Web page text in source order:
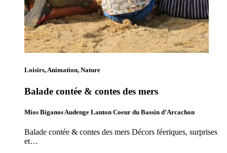
Loisirs, Animation, Nature
Balade contée & contes des mers
Mios Biganos Audenge Lanton Coeur du Bassin d’Arcachon
Balade contée & contes des mers Décors féeriques, surprises
et…